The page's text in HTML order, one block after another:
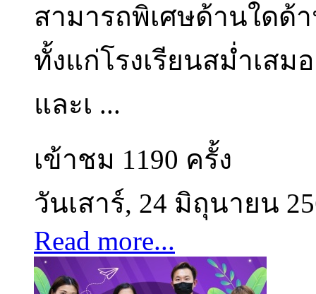
สามารถพิเศษด้านใดด้
ทั้งแก่โรงเรียนสม่ำเส
และเ ...
เข้าชม 1190 ครั้ง
วันเสาร์, 24 มิถุนายน
Read more...